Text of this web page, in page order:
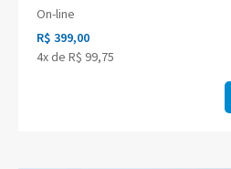
On-line
R$ 399,00
4x de R$ 99,75